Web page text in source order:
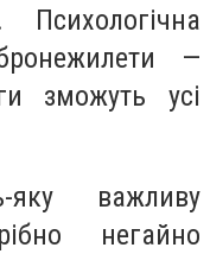
—
зможуть усі
важливу
негайно